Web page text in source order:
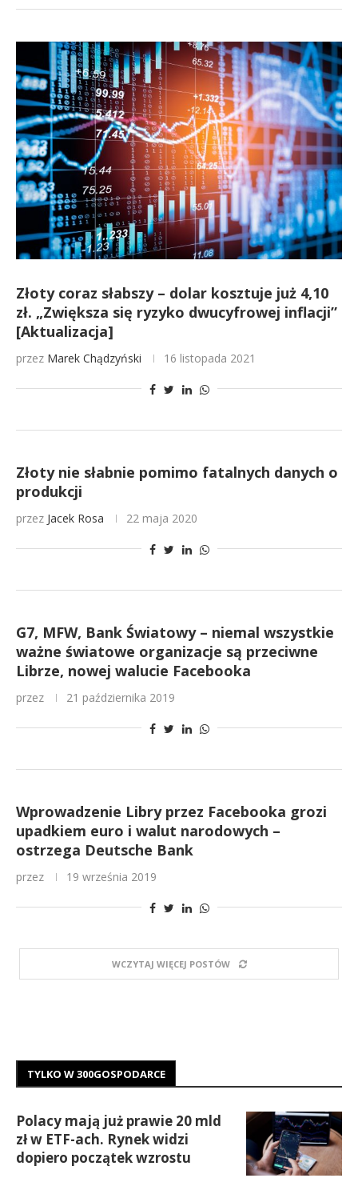
Złoty coraz słabszy – dolar kosztuje już 4,10
zł. „Zwiększa się ryzyko dwucyfrowej inflacji”
[Aktualizacja]
przez Marek Chądzyński 16 listopada 2021
Złoty nie słabnie pomimo fatalnych danych o
produkcji
przez Jacek Rosa 22 maja 2020
G7, MFW, Bank Światowy – niemal wszystkie
ważne światowe organizacje są przeciwne
Librze, nowej walucie Facebooka
przez 21 października 2019
Wprowadzenie Libry przez Facebooka grozi
upadkiem euro i walut narodowych –
ostrzega Deutsche Bank
przez 19 września 2019
WCZYTAJ WIĘCEJ POSTÓW
TYLKO W 300GOSPODARCE
Polacy mają już prawie 20 mld
zł w ETF-ach. Rynek widzi
dopiero początek wzrostu